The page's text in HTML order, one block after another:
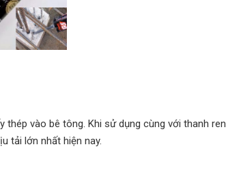
vào bê tông. Khi sử dụng cùng với thanh
tải lớn nhất hiện nay.